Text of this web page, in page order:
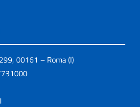
00161 – Roma (I)